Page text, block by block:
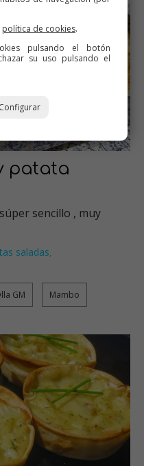
patata
sencillo , muy
saladas,
GM Mambo
política de cookies.
pulsando el botón
su uso pulsando el
Configurar